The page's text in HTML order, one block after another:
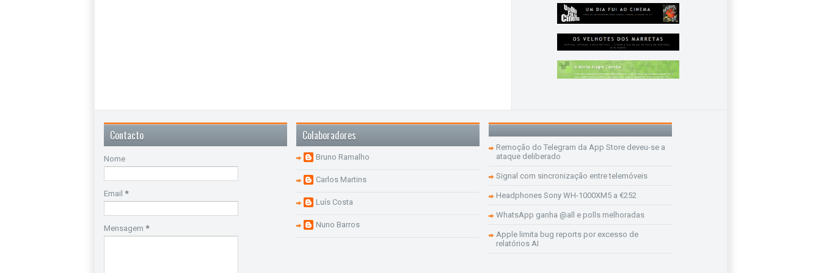
Contacto
Nome
Email *
Mensagem *
Colaboradores
Bruno Ramalho
Carlos Martins
Luís Costa
Nuno Barros
Remoção do Telegram da App Store deveu-se a
ataque deliberado
Signal com sincronização entre telemóveis
Headphones Sony WH-1000XM5 a €252
WhatsApp ganha @all e polls melhoradas
Apple limita bug reports por excesso de
relatórios AI